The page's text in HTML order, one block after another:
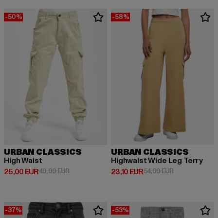
-50%
URBAN CLASSICS
High Waist
25,00 EUR
Derzeitiger Preis: 25,00 EUR
49,99 EURAktionspreis: 49,99 EUR
-58%
URBAN CLASSICS
Highwaist Wide Leg Terry
23,10 EUR
Derzeitiger Preis: 23,10 EUR
54,99 EURAktionspreis:
-37% -53%